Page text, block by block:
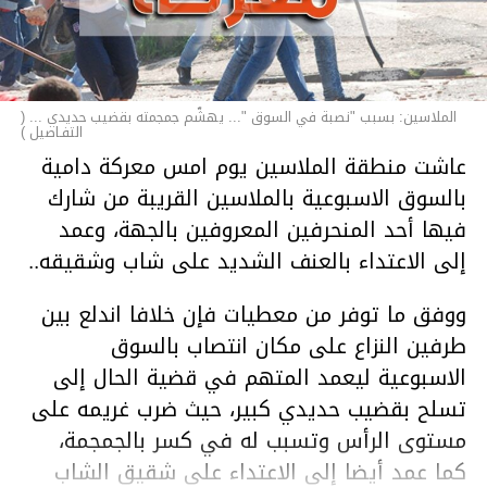
الملاسين: بسبب "نصبة في السوق "... يهشّم جمجمته بقضيب حديدي ... (
التفـاصيل )
عاشت منطقة الملاسين يوم امس معركة دامية
بالسوق الاسبوعية بالملاسين القريبة من شارك
فيها أحد المنحرفين المعروفين بالجهة، وعمد
إلى الاعتداء بالعنف الشديد على شاب وشقيقه..
ووفق ما توفر من معطيات فإن خلافا اندلع بين
طرفين النزاع على مكان انتصاب بالسوق
الاسبوعية ليعمد المتهم في قضية الحال إلى
تسلح بقضيب حديدي كبير، حيث ضرب غريمه على
مستوى الرأس وتسبب له في كسر بالجمجمة،
كما عمد أيضا إلى الاعتداء على شقيق الشاب